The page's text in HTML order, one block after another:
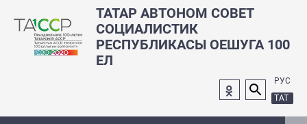
ТАТАР АВТОНОМ СОВЕТ
СОЦИАЛИСТИК
РЕСПУБЛИКАСЫ ОЕШУГА 100
ЕЛ
РУС
ТАТ